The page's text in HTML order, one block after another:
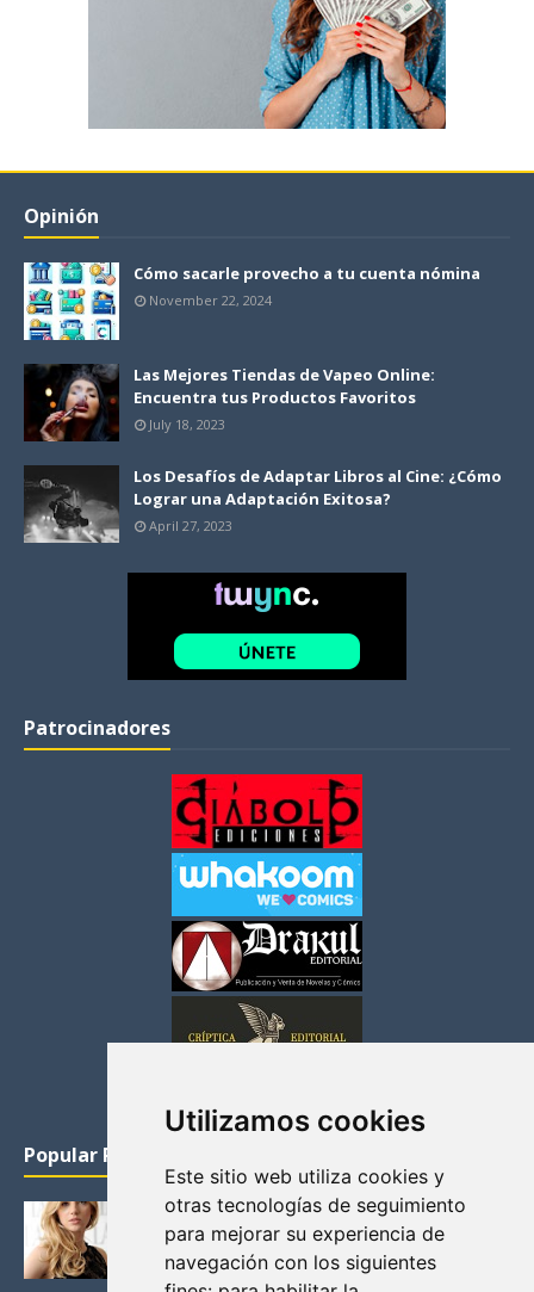
Utilizamos cookies
Este sitio web utiliza cookies y
otras tecnologías de seguimiento
para mejorar su experiencia de
navegación con los siguientes
Opinión
Cómo sacarle provecho a tu cuenta nómina
November 22, 2024
Las Mejores Tiendas de Vapeo Online:
Encuentra tus Productos Favoritos
July 18, 2023
Los Desafíos de Adaptar Libros al Cine: ¿Cómo
Lograr una Adaptación Exitosa?
April 27, 2023
Patrocinadores
Popular Posts
KATHERYN WINNICK: LA ACTRIZ MAS GUAPA DE
VIKINGOS
Junio 14, 2013